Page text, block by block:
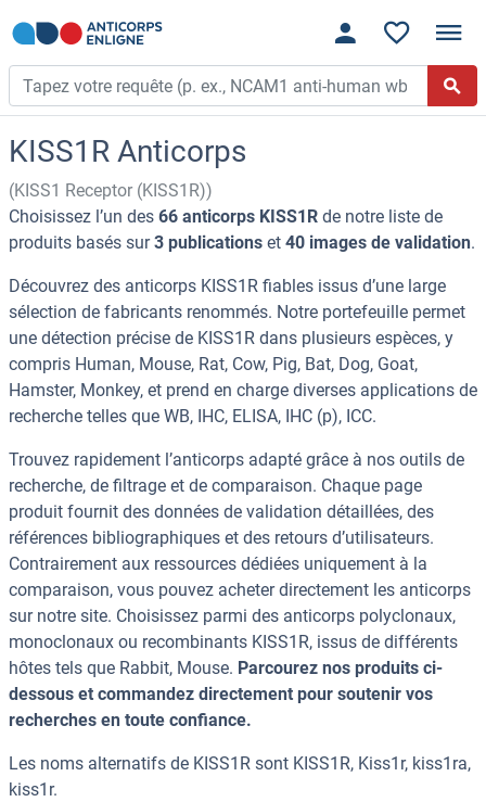
KISS1R Anticorps
(KISS1 Receptor (KISS1R))
Choisissez l’un des 66 anticorps KISS1R de notre liste de
produits basés sur3 publications et 40 images de validation.
Découvrez des anticorps KISS1R fiables issus d’une large
sélection de fabricants renommés. Notre portefeuille permet
une détection précise de KISS1R dans plusieurs espèces, y
compris Human, Mouse, Rat, Cow, Pig, Bat, Dog, Goat,
Hamster, Monkey, et prend en charge diverses applications de
recherche telles que WB, IHC, ELISA, IHC (p), ICC.
Trouvez rapidement l’anticorps adapté grâce à nos outils de
recherche, de filtrage et de comparaison. Chaque page
produit fournit des données de validation détaillées, des
références bibliographiques et des retours d’utilisateurs.
Contrairement aux ressources dédiées uniquement à la
comparaison, vous pouvez acheter directement les anticorps
sur notre site. Choisissez parmi des anticorps polyclonaux,
monoclonaux ou recombinants KISS1R, issus de différents
hôtes tels que Rabbit, Mouse. Parcourez nos produits ci-
dessous et commandez directement pour soutenir vos
recherches en toute confiance.
Les noms alternatifs de KISS1R sont KISS1R, Kiss1r, kiss1ra,
kiss1r.